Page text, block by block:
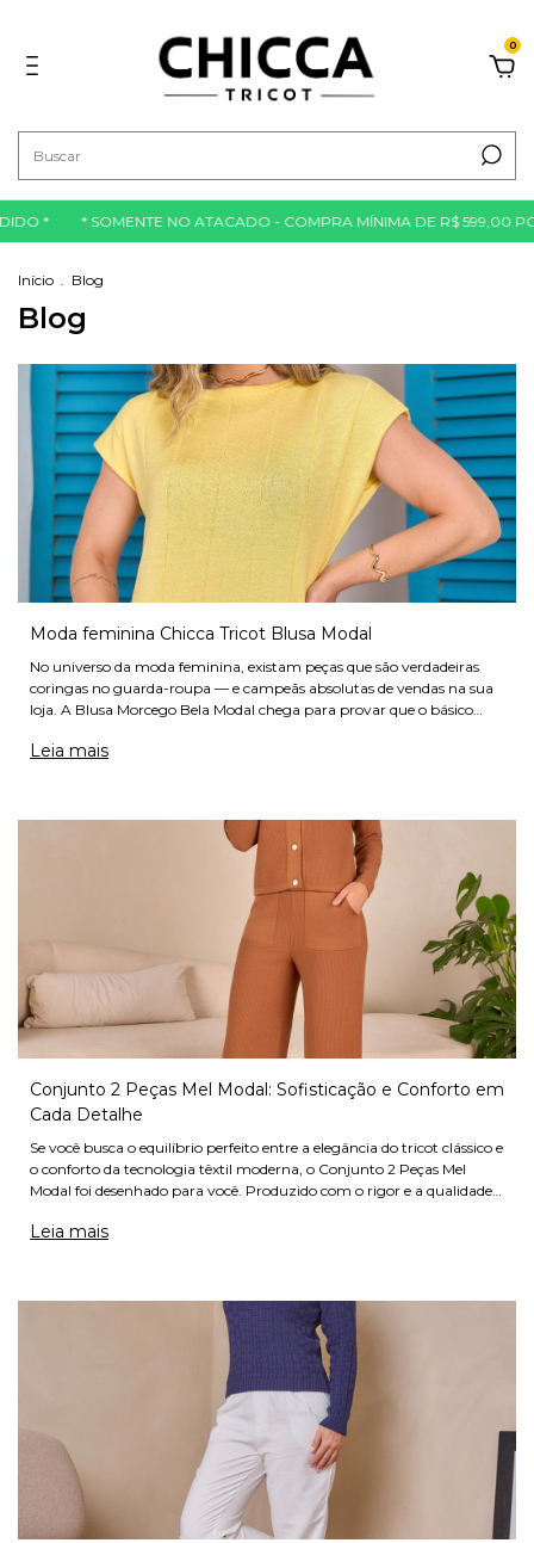
0
* * SOMENTE NO ATACADO - COMPRA MÍNIMA DE R$ 599,00 POR
Início . Blog
Blog
Moda feminina Chicca Tricot Blusa Modal
No universo da moda feminina, existam peças que são verdadeiras
coringas no guarda-roupa — e campeãs absolutas de vendas na sua
loja. A Blusa Morcego Bela Modal chega para provar que o básico
Leia mais
Conjunto 2 Peças Mel Modal: Sofisticação e Conforto em
Cada Detalhe
Se você busca o equilíbrio perfeito entre a elegância do tricot clássico e
o conforto da tecnologia têxtil moderna, o Conjunto 2 Peças Mel
Modal foi desenhado para você. Produzido com o rigor e a qualidade
Leia mais